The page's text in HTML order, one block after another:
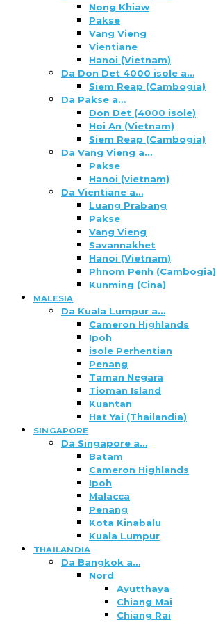
Nong Khiaw
Pakse
Vang Vieng
Vientiane
Hanoi (Vietnam)
Da Don Det 4000 isole a…
Siem Reap (Cambogia)
Da Pakse a…
Don Det (4000 isole)
Hoi An (Vietnam)
Siem Reap (Cambogia)
Da Vang Vieng a…
Pakse
Hanoi (vietnam)
Da Vientiane a…
Luang Prabang
Pakse
Vang Vieng
Savannakhet
Hanoi (Vietnam)
Phnom Penh (Cambogia)
Kunming (Cina)
MALESIA
Da Kuala Lumpur a…
Cameron Highlands
Ipoh
isole Perhentian
Penang
Taman Negara
Tioman Island
Kuantan
Hat Yai (Thailandia)
SINGAPORE
Da Singapore a…
Batam
Cameron Highlands
Ipoh
Malacca
Penang
Kota Kinabalu
Kuala Lumpur
THAILANDIA
Da Bangkok a…
Nord
Ayutthaya
Chiang Mai
Chiang Rai